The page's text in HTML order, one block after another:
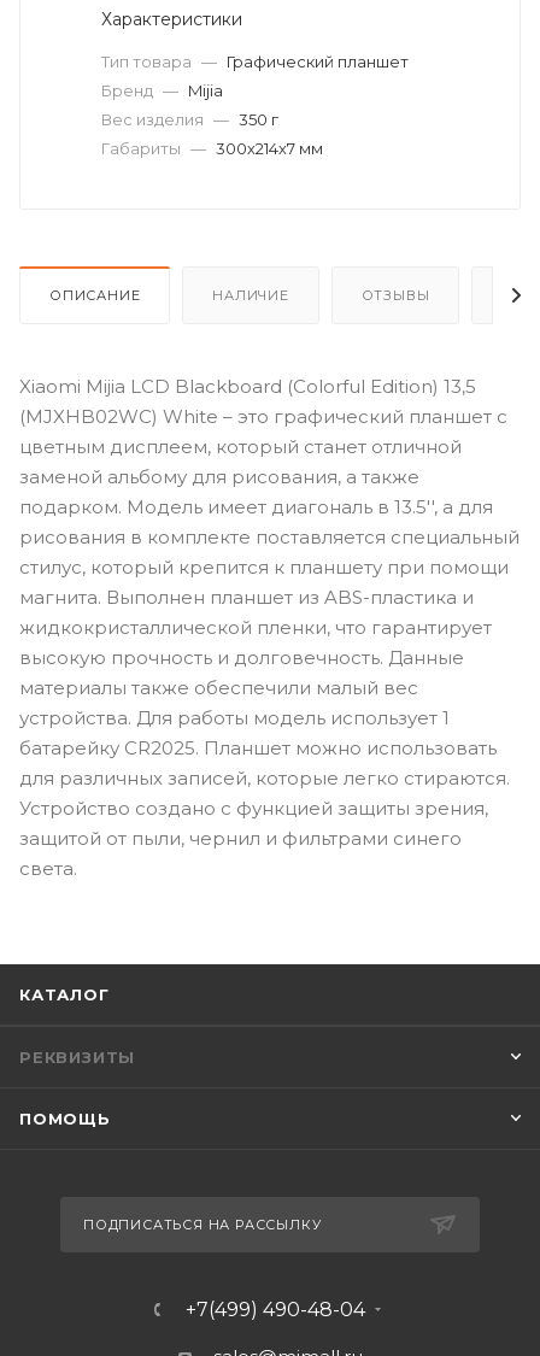
Характеристики
Тип товара — Графический планшет
Бренд — Mijia
Вес изделия — 350 г
Габариты — 300х214х7 мм
ОПИСАНИЕ НАЛИЧИЕ ОТЗЫВЫ
Xiaomi Mijia LCD Blackboard (Colorful Edition) 13,5
(MJXHB02WC) White – это графический планшет с
цветным дисплеем, который станет отличной
заменой альбому для рисования, а также
подарком. Модель имеет диагональ в 13.5'', а для
рисования в комплекте поставляется специальный
стилус, который крепится к планшету при помощи
магнита. Выполнен планшет из ABS-пластика и
жидкокристаллической пленки, что гарантирует
высокую прочность и долговечность. Данные
материалы также обеспечили малый вес
устройства. Для работы модель использует 1
батарейку CR2025. Планшет можно использовать
для различных записей, которые легко стираются.
Устройство создано с функцией защиты зрения,
защитой от пыли, чернил и фильтрами синего
света.
КАТАЛОГ
РЕКВИЗИТЫ
ПОМОЩЬ
ПОДПИСАТЬСЯ НА РАССЫЛКУ
+7(499) 490-48-04